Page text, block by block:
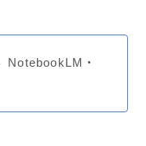
NotebookLM・